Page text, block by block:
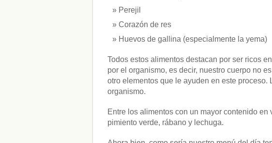
Perejil
Corazón de res
Huevos de gallina (especialmente la yema)
Todos estos alimentos destacan por ser ricos
por el organismo, es decir, nuestro cuerpo no
otro elementos que le ayuden en este
organismo.
Entre los alimentos con un mayor contenido
pimiento verde, rábano y lechuga.